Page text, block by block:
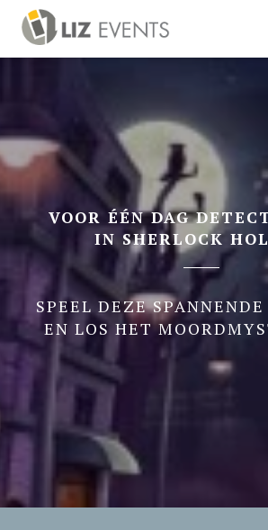
VOOR ÉÉN DAG
IN SHERLOCK
SPEEL DEZE
EN LOS HET